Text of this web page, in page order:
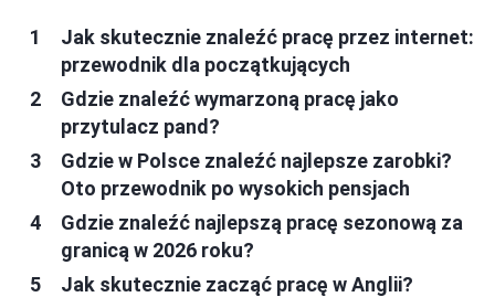
Jak skutecznie znaleźć pracę przez internet:
przewodnik dla początkujących
Gdzie znaleźć wymarzoną pracę jako
przytulacz pand?
Gdzie w Polsce znaleźć najlepsze zarobki?
Oto przewodnik po wysokich pensjach
Gdzie znaleźć najlepszą pracę sezonową za
granicą w 2026 roku?
Jak skutecznie zacząć pracę w Anglii?